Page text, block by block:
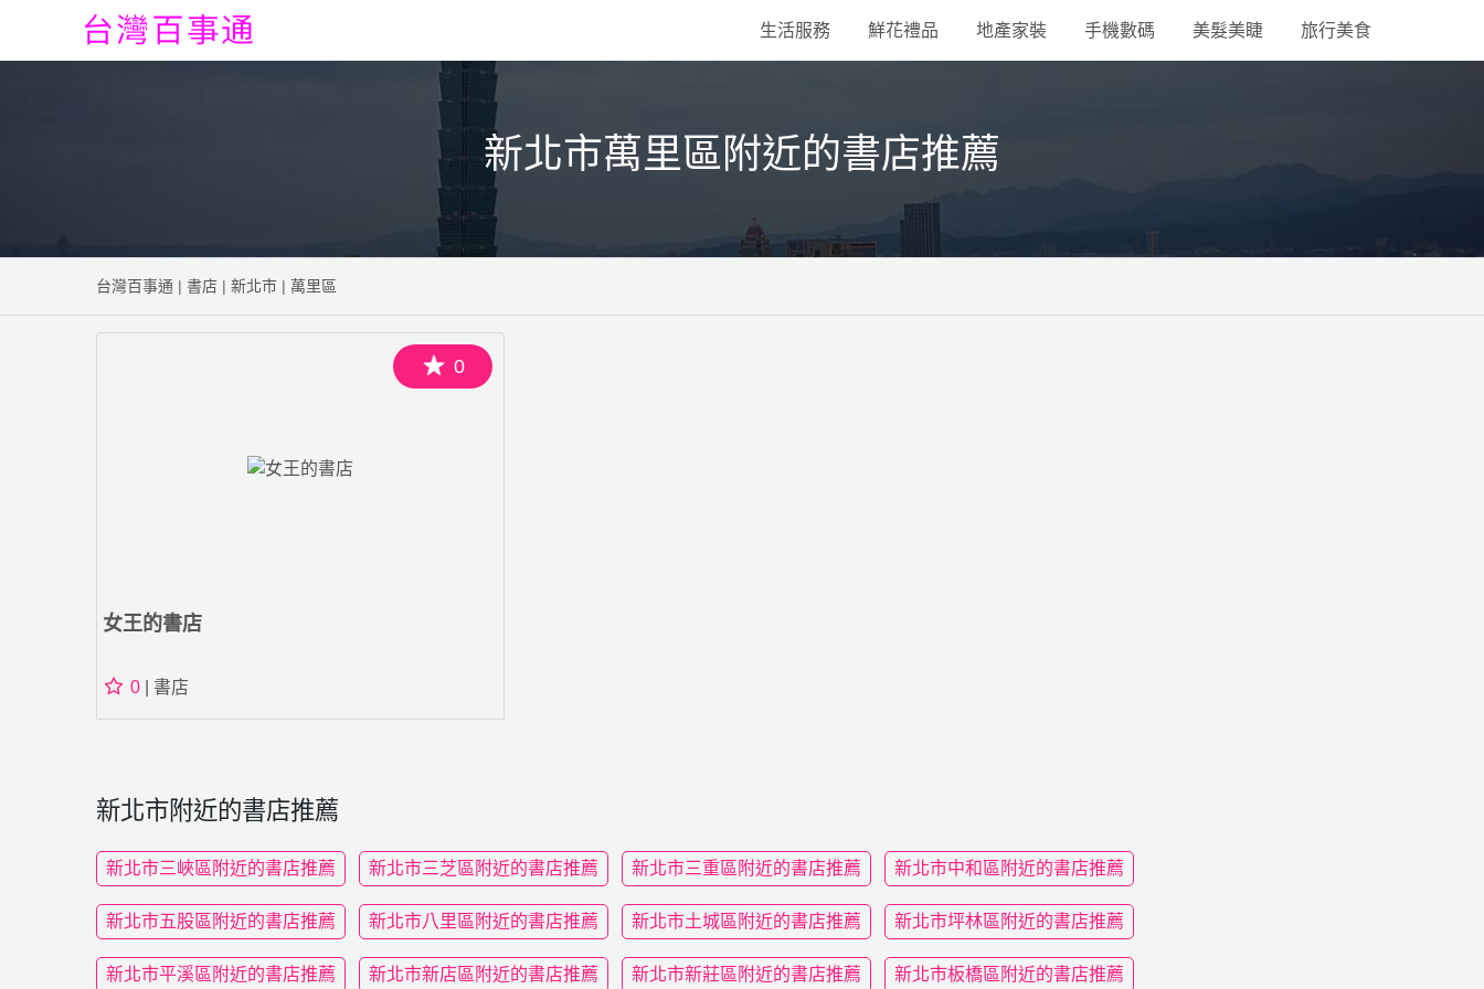
生活服務 鮮花禮品 地產家裝 手機數碼 美髮美睫 旅行美食
新北市萬里區附近的書店推薦
台灣百事通 | 書店 | 新北市 | 萬里區
0
女王的書店
0 | 書店
新北市附近的書店推薦
新北市三峽區附近的書店推薦 新北市三芝區附近的書店推薦 新北市三重區附近的書店推薦 新北市中和區附近的書店推薦
新北市五股區附近的書店推薦 新北市八里區附近的書店推薦 新北市土城區附近的書店推薦 新北市坪林區附近的書店推薦
新北市平溪區附近的書店推薦 新北市新店區附近的書店推薦 新北市新莊區附近的書店推薦 新北市板橋區附近的書店推薦